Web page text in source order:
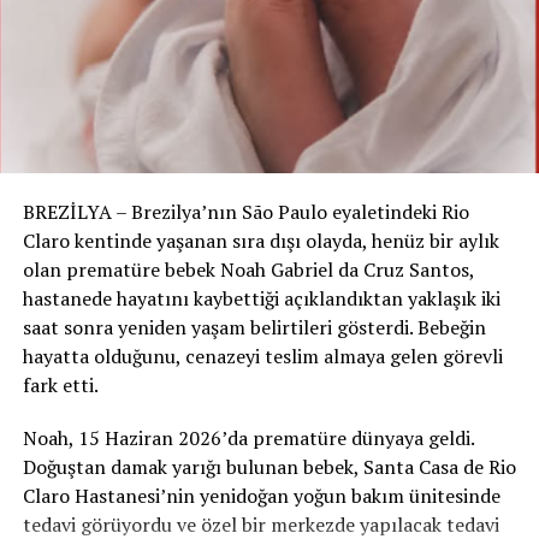
kadın, İsviçre’den tanıdığı yerel turizm uzmanı Sigrun
Brabenetz’ten yardım istedi. Brabenetz’in iş ortağı
Hamada’nın devreye girmesiyle aile, doktorların tüm
uyarılarına rağmen hastaneden çıkabildi.
UYGUN TEDAVİ SADECE YARIM
SAAT SÜRDÜ
Daha sonra başvurdukları farklı bir özel hastanede
çocuğa yalnızca lokal bir kesiyle metal sabitleme işlemi
uygulandı. Tedavi sadece yarım saat sürdü ve çocuk
hızlıca toparladı.
OTEL NE ÖZÜR DİLEDİ NE DE
DESTEK OLDU
A., otel yönetiminden de büyük hayal kırıklığı yaşadığını
belirtti. Kazaya neden olan cankurtaran için ne özür
BREZİLYA – Brezilya’nın São Paulo eyaletindeki Rio
Claro kentinde yaşanan sıra dışı olayda, henüz bir aylık
olan prematüre bebek Noah Gabriel da Cruz Santos,
hastanede hayatını kaybettiği açıklandıktan yaklaşık iki
saat sonra yeniden yaşam belirtileri gösterdi. Bebeğin
hayatta olduğunu, cenazeyi teslim almaya gelen görevli
fark etti.
Noah, 15 Haziran 2026’da prematüre dünyaya geldi.
Doğuştan damak yarığı bulunan bebek, Santa Casa de Rio
Claro Hastanesi’nin yenidoğan yoğun bakım ünitesinde
tedavi görüyordu ve özel bir merkezde yapılacak tedavi